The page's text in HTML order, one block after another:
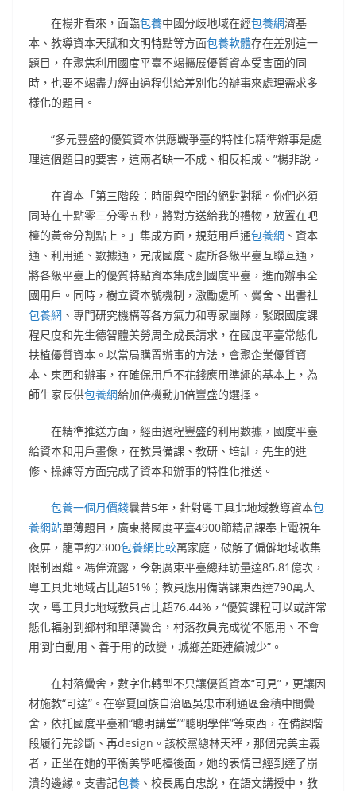
在楊非看來，面臨包養中國分歧地域在經包養網濟基
本、教導資本天賦和文明特點等方面包養軟體存在差別這一
題目，在聚焦利用國度平臺不竭擴展優質資本受害面的同
時，也要不竭盡力經由過程供給差別化的辦事來處理需求多
樣化的題目。
“多元豐盛的優質資本供應戰爭臺的特性化精準辦事是處
理這個題目的要害，這兩者缺一不成、相反相成。”楊非說。
在資本「第三階段：時間與空間的絕對對稱。你們必須
同時在十點零三分零五秒，將對方送給我的禮物，放置在吧
檯的黃金分割點上。」集成方面，規范用戶通包養網 、資本
通、利用通、數據通，完成國度、處所各級平臺互聯互通，
將各級平臺上的優質特點資本集成到國度平臺，進而辦事全
國用戶。同時，樹立資本號機制，激勵處所、黌舍、出書社
包養網 、專門研究機構等各方氣力和專家團隊，緊跟國度課
程尺度和先生德智體美勞周全成長請求，在國度平臺常態化
扶植優質資本。以當局購置辦事的方法，會聚企業優質資
本、東西和辦事，在確保用戶不花錢應用準繩的基本上，為
師生家長供包養網給加倍機動加倍豐盛的選擇。
在精準推送方面，經由過程豐盛的利用數據，國度平臺
給資本和用戶畫像，在教員備課、教研、培訓，先生的進
修、操練等方面完成了資本和辦事的特性化推送。
包養一個月價錢曩昔5年，針對粵工具北地域教導資本包
養網站單薄題目，廣東將國度平臺4900節精品課奉上電視年
夜屏，籠罩約2300包養網比較萬家庭，破解了偏僻地域收集
限制困難。馮偉流露，今朝廣東平臺總拜訪量達85.81億次，
粵工具北地域占比超51%；教員應用備講課東西達790萬人
次，粵工具北地域教員占比超76.44%，“優質課程可以或許常
態化輻射到鄉村和單薄黌舍，村落教員完成從‘不愿用、不會
用’到‘自動用、善于用’的改變，城鄉差距連續減少”。
在村落黌舍，數字化轉型不只讓優質資本“可見”，更讓因
材施教“可達”。在寧夏回族自治區吳忠市利通區金積中間黌
舍，依托國度平臺和“聰明講堂”“聰明學伴”等東西，在備課階
段履行先診斷、再design。該校黨總林天秤，那個完美主義
者，正坐在她的平衡美學吧檯後面，她的表情已經到達了崩
潰的邊緣。支書記包養 、校長馬自忠說，在語文講授中，教